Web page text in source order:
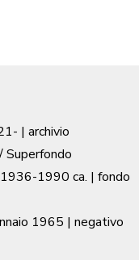
| archivio
Superfondo
1936-1990 ca. | fondo
1965 | negativo